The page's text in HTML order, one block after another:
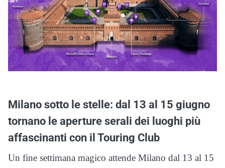
Milano sotto le stelle: dal 13 al 15 giugno
tornano le aperture serali dei luoghi più
affascinanti con il Touring Club
Un fine settimana magico attende Milano dal 13 al 15